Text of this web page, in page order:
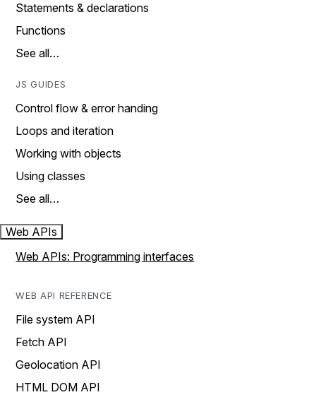
Statements & declarations
Functions
See all…
JS GUIDES
Control flow & error handing
Loops and iteration
Working with objects
Using classes
See all…
Web APIs
Web APIs: Programming interfaces
WEB API REFERENCE
File system API
Fetch API
Geolocation API
HTML DOM API